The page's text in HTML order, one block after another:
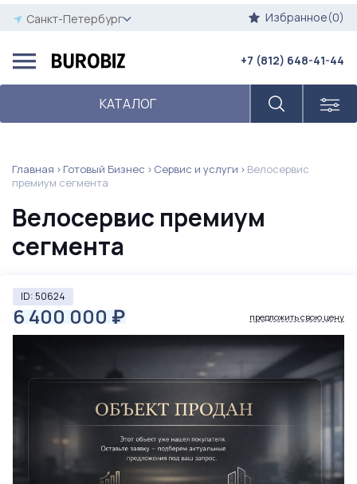
Санкт-Петербург Избранное(0)
КАТАЛОГ
+7 (812) 648-41-44
Главная Готовый Бизнес Сервис и услуги
Велосервис
премиум сегмента
Велосервис премиум
сегмента
ID: 50624
6 400 000 ₽ предложить свою цену